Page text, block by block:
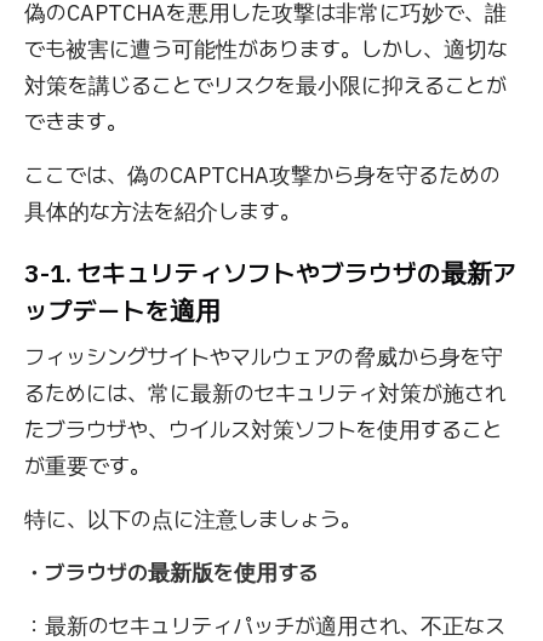
偽のCAPTCHAを悪用した攻撃は非常に巧妙で、誰
でも被害に遭う可能性があります。しかし、適切な
対策を講じることでリスクを最小限に抑えることが
できます。
ここでは、偽のCAPTCHA攻撃から身を守るための
具体的な方法を紹介します。
3-1. セキュリティソフトやブラウザの最新ア
ップデートを適用
フィッシングサイトやマルウェアの脅威から身を守
るためには、常に最新のセキュリティ対策が施され
たブラウザや、ウイルス対策ソフトを使用すること
が重要です。
特に、以下の点に注意しましょう。
・ブラウザの最新版を使用する
：最新のセキュリティパッチが適用され、不正なス